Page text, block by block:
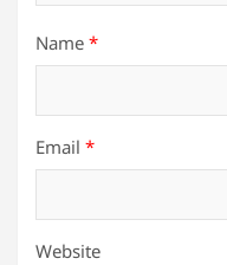
Name *
Email *
Website